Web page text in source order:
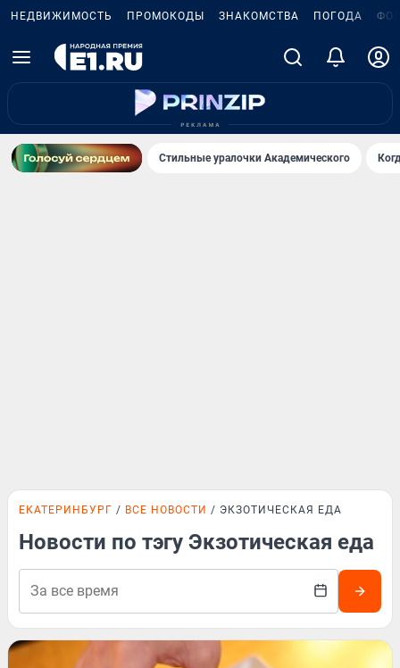
НЕДВИЖИМОСТЬ ПРОМОКОДЫ ЗНАКОМСТВА ПОГОДА
Стильные уралочки Академического
ЕКАТЕРИНБУРГ ВСЕ НОВОСТИ ЭКЗОТИЧЕСКАЯ ЕДА
Новости по тэгу Экзотическая еда